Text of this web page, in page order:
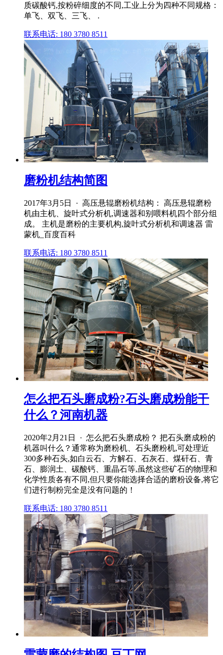
质碳酸钙,按粉碎细度的不同,工业上分为四种不同规格：
单飞、双飞、三飞、 .
联系电话: 180 3780 8511
磨粉机结构简图
2017年3月5日 · 高压悬辊磨粉机结构： 高压悬辊磨粉
机由主机、旋叶式分析机,调速器和别喂料机四个部分组
成。 主机是磨粉的主要机构,旋叶式分析机和调速器 雷
蒙机_百度百科
联系电话: 180 3780 8511
怎么把石头磨成粉?石头磨成粉能干
什么？河南机器
2020年2月21日 · 怎么把石头磨成粉？ 把石头磨成粉的
机器叫什么？通常称为磨粉机、石头磨粉机,可处理近
300多种石头,如白云石、方解石、石灰石、煤矸石、青
石、膨润土、碳酸钙、重晶石等,虽然这些矿石的物理和
化学性质各有不同,但只要你能选择合适的磨粉设备,将它
们进行制粉完全是没有问题的！
联系电话: 180 3780 8511